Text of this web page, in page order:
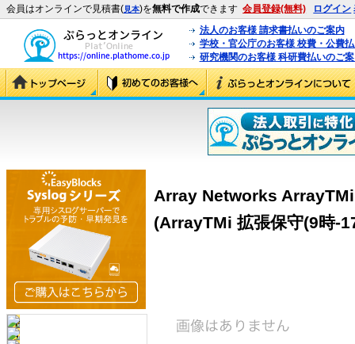
会員はオンラインで見積書(見本)を無料で作成できます 会員登録(無料) ログイン
法人のお客様 請求書払いのご案内
学校・官公庁のお客様 校費・公費
研究機関のお客様 科研費払いのご
Array Networks
(ArrayTMi 拡張保守(9時-